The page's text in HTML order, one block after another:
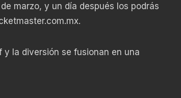
marzo, y un día después los podrás
y la diversión se fusionan en una